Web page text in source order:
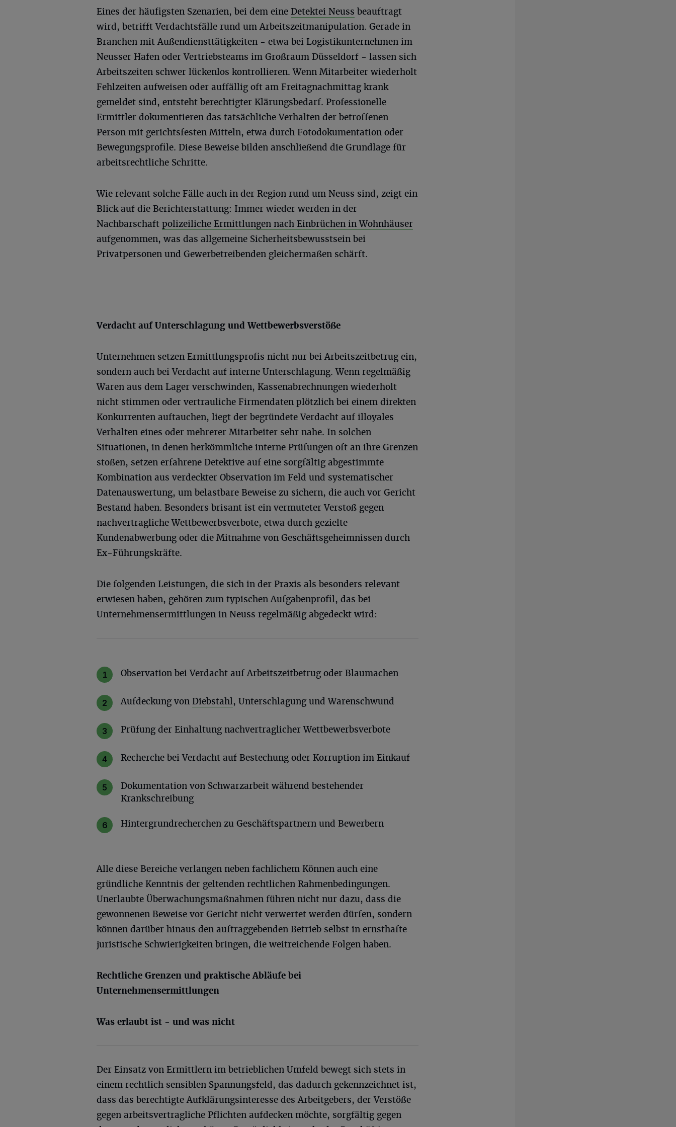
Eines der häufigsten Szenarien, bei dem eine Detektei Neuss beauftragt
wird, betrifft Verdachtsfälle rund um Arbeitszeitmanipulation. Gerade in
Branchen mit Außendiensttätigkeiten - etwa bei Logistikunternehmen im
Neusser Hafen oder Vertriebsteams im Großraum Düsseldorf - lassen sich
Arbeitszeiten schwer lückenlos kontrollieren. Wenn Mitarbeiter wiederholt
Fehlzeiten aufweisen oder auffällig oft am Freitagnachmittag krank
gemeldet sind, entsteht berechtigter Klärungsbedarf. Professionelle
Ermittler dokumentieren das tatsächliche Verhalten der betroffenen
Person mit gerichtsfesten Mitteln, etwa durch Fotodokumentation oder
Bewegungsprofile. Diese Beweise bilden anschließend die Grundlage für
arbeitsrechtliche Schritte.
Wie relevant solche Fälle auch in der Region rund um Neuss sind, zeigt ein
Blick auf die Berichterstattung: Immer wieder werden in der
Nachbarschaft polizeiliche Ermittlungen nach Einbrüchen in Wohnhäuser
aufgenommen, was das allgemeine Sicherheitsbewusstsein bei
Privatpersonen und Gewerbetreibenden gleichermaßen schärft.
Verdacht auf Unterschlagung und Wettbewerbsverstöße
Unternehmen setzen Ermittlungsprofis nicht nur bei Arbeitszeitbetrug ein,
sondern auch bei Verdacht auf interne Unterschlagung. Wenn regelmäßig
Waren aus dem Lager verschwinden, Kassenabrechnungen wiederholt
nicht stimmen oder vertrauliche Firmendaten plötzlich bei einem direkten
Konkurrenten auftauchen, liegt der begründete Verdacht auf illoyales
Verhalten eines oder mehrerer Mitarbeiter sehr nahe. In solchen
Situationen, in denen herkömmliche interne Prüfungen oft an ihre Grenzen
stoßen, setzen erfahrene Detektive auf eine sorgfältig abgestimmte
Kombination aus verdeckter Observation im Feld und systematischer
Datenauswertung, um belastbare Beweise zu sichern, die auch vor Gericht
Bestand haben. Besonders brisant ist ein vermuteter Verstoß gegen
nachvertragliche Wettbewerbsverbote, etwa durch gezielte
Kundenabwerbung oder die Mitnahme von Geschäftsgeheimnissen durch
Ex-Führungskräfte.
Die folgenden Leistungen, die sich in der Praxis als besonders relevant
erwiesen haben, gehören zum typischen Aufgabenprofil, das bei
Unternehmensermittlungen in Neuss regelmäßig abgedeckt wird:
Observation bei Verdacht auf Arbeitszeitbetrug oder Blaumachen
Aufdeckung von Diebstahl, Unterschlagung und Warenschwund
Prüfung der Einhaltung nachvertraglicher Wettbewerbsverbote
Recherche bei Verdacht auf Bestechung oder Korruption im Einkauf
Dokumentation von Schwarzarbeit während bestehender
Krankschreibung
Hintergrundrecherchen zu Geschäftspartnern und Bewerbern
Alle diese Bereiche verlangen neben fachlichem Können auch eine
gründliche Kenntnis der geltenden rechtlichen Rahmenbedingungen.
Unerlaubte Überwachungsmaßnahmen führen nicht nur dazu, dass die
gewonnenen Beweise vor Gericht nicht verwertet werden dürfen, sondern
können darüber hinaus den auftraggebenden Betrieb selbst in ernsthafte
juristische Schwierigkeiten bringen, die weitreichende Folgen haben.
Rechtliche Grenzen und praktische Abläufe bei
Unternehmensermittlungen
Was erlaubt ist - und was nicht
Der Einsatz von Ermittlern im betrieblichen Umfeld bewegt sich stets in
einem rechtlich sensiblen Spannungsfeld, das dadurch gekennzeichnet ist,
dass das berechtigte Aufklärungsinteresse des Arbeitgebers, der Verstöße
gegen arbeitsvertragliche Pflichten aufdecken möchte, sorgfältig gegen